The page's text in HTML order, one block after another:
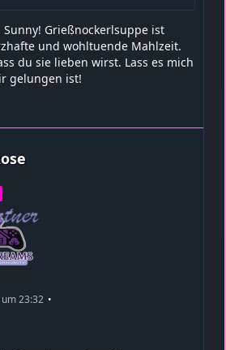
Sunny! Grießnockerlsuppe ist
und wohltuende Mahlzeit.
du sie lieben wirst. Lass es mich
gelungen ist!
23:32